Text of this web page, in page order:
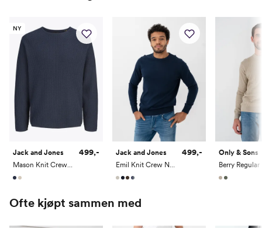
NY
Jack and Jones
Mason Knit Crew Neck
499,-
Jack and Jones
499,- Only & Sons
Ofte kjøpt sammen med